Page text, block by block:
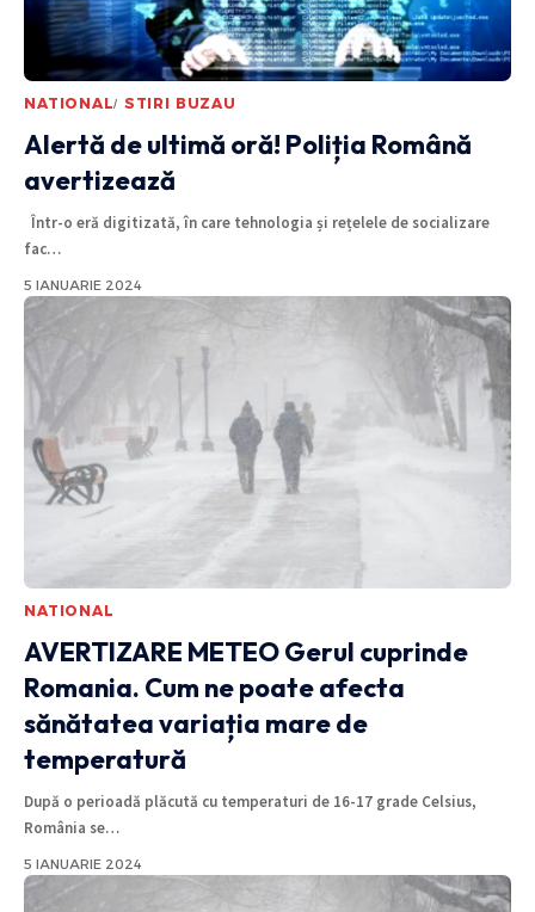
NATIONAL STIRI BUZAU
Alertă de ultimă oră! Poliția Română
avertizează
Într-o eră digitizată, în care tehnologia și rețelele de socializare
fac…
5 IANUARIE 2024
NATIONAL
AVERTIZARE METEOGerul cuprinde
Romania. Cum ne poate afecta
sănătatea variația mare de
temperatură
După o perioadă plăcută cu temperaturi de 16-17 grade Celsius,
România se…
5 IANUARIE 2024